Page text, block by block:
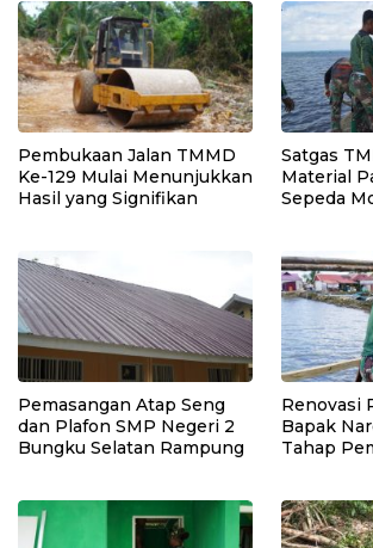
Lingkungan dan
Pendataan Ternak di
Wilayah Binaan
Pembukaan Jalan TMMD
Ke-129 Mulai Menunjukkan
Hasil yang Signifikan
Satgas
Material
Sepeda
Pemasangan Atap Seng
dan Plafon SMP Negeri 2
Bungku Selatan Rampung
Renovasi
Bapak
Tahap